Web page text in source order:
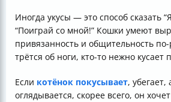
Иногда укусы — это способ сказать
“Поиграй со мной!” Кошки умеют
привязанность и общительность по-
трётся об ноги, кто-то нежно кусает
Если котёнок покусывает, убегает,
оглядывается, скорее всего, он